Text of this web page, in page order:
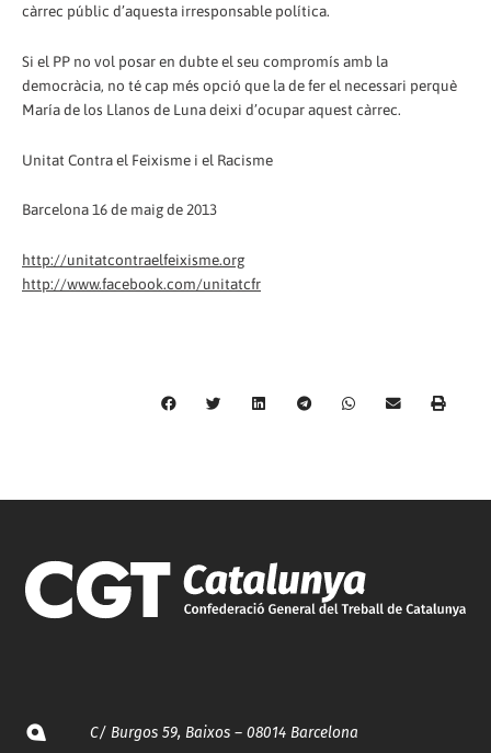
càrrec públic d’aquesta irresponsable política.
Si el PP no vol posar en dubte el seu compromís amb la
democràcia, no té cap més opció que la de fer el necessari perquè
María de los Llanos de Luna deixi d’ocupar aquest càrrec.
Unitat Contra el Feixisme i el Racisme
Barcelona 16 de maig de 2013
http://unitatcontraelfeixisme.org
http://www.facebook.com/unitatcfr
C/ Burgos 59, Baixos – 08014 Barcelona